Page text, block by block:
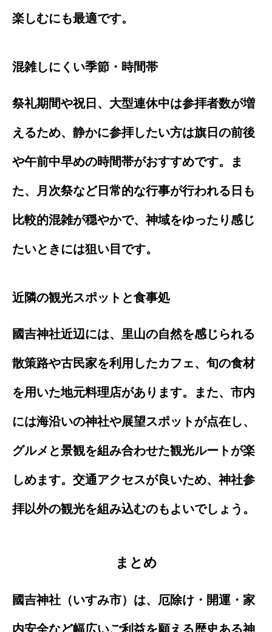
楽しむにも最適です。
混雑しにくい季節・時間帯
祭礼期間や祝日、大型連休中は参拝者数が増
えるため、静かに参拝したい方は旗日の前後
や午前中早めの時間帯がおすすめです。ま
た、月次祭など日常的な行事が行われる日も
比較的混雑が穏やかで、神域をゆったり感じ
たいときには狙い目です。
近隣の観光スポットと食事処
國吉神社近辺には、里山の自然を感じられる
散策路や古民家を利用したカフェ、旬の食材
を用いた地元料理店があります。また、市内
には海沿いの神社や展望スポットが点在し、
グルメと景観を組み合わせた観光ルートが楽
しめます。交通アクセスが良いため、神社参
拝以外の観光を組み込むのもよいでしょう。
まとめ
國吉神社（いすみ市）は、厄除け・開運・家
内安全など幅広いご利益を願える歴史ある神